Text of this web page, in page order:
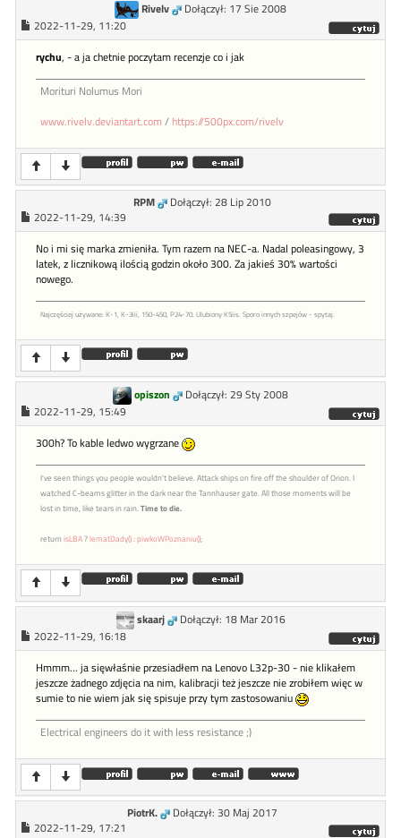
Rivelv
Dołączył: 17 Sie 2008
2022-11-29, 11:20
rychu, - a ja chetnie poczytam recenzje co i jak
Morituri Nolumus Mori
www.rivelv.deviantart.com/ https://500px.com/rivelv
RPM
Dołączył: 28 Lip 2010
2022-11-29, 14:39
No i mi się marka zmieniła. Tym razem na NEC-a. Nadal poleasingowy, 3
latek, z licznikową ilością godzin około 300. Za jakieś 30% wartości
nowego.
Najczęściej używane: K-1, K-3iii, 150-450, P24-70. Ulubiony K5iis. Sporo innych szpejów - spytaj.
opiszon
Dołączył: 29 Sty 2008
2022-11-29, 15:49
300h? To kable ledwo wygrzane
I've seen things you people wouldn't believe. Attack ships on fire off the shoulder of Orion. I
watched C-beams glitter in the dark near the Tannhauser gate. All those moments will be
lost in time, like tears in rain.Time to die.
returnisLBA?lematDady():piwkoWPoznaniu();
skaarj
Dołączył: 18 Mar 2016
2022-11-29, 16:18
Hmmm... ja sięwłaśnie przesiadłem na Lenovo L32p-30 - nie klikałem
jeszcze żadnego zdjęcia na nim, kalibracji też jeszcze nie zrobiłem więc w
sumie to nie wiem jak się spisuje przy tym zastosowaniu
Electrical engineers do it with less resistance ;)
PiotrK.
Dołączył: 30 Maj 2017
2022-11-29, 17:21